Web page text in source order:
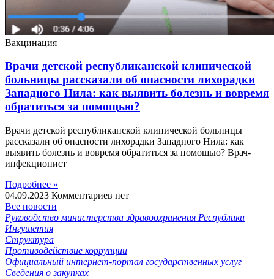
Вакцинация
Врачи детской республиканской клинической
больницы рассказали об опасности лихорадки
Западного Нила: как выявить болезнь и вовремя
обратиться за помощью?
Врачи детской республиканской клинической больницы
рассказали об опасности лихорадки Западного Нила: как
выявить болезнь и вовремя обратиться за помощью? Врач-
инфекционист
Подробнее »
04.09.2023 Комментариев нет
Все новости
Руководство министерства здравоохранения Республики
Ингушетия
Структура
Противодействие коррупции
Официальный интернет-портал государственных услуг
Сведения о закупках